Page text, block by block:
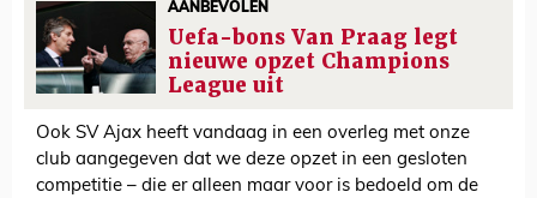
AANBEVOLEN
Uefa-bons Van Praag legt
nieuwe opzet Champions
League uit
Ook SV Ajax heeft vandaag in een overleg met onze
club aangegeven dat we deze opzet in een gesloten
competitie – die er alleen maar voor is bedoeld om de